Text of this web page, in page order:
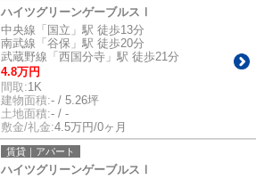
ハイツグリーンゲーブルスⅠ
中央線「国立」駅 徒歩13分
南武線「谷保」駅 徒歩20分
武蔵野線「西国分寺」駅 徒歩21分
4.8万円
間取:1K
建物面積:- / 5.26坪
土地面積:- / -
敷金/礼金:4.5万円/0ヶ月
賃貸｜アパート
ハイツグリーンゲーブルスⅠ